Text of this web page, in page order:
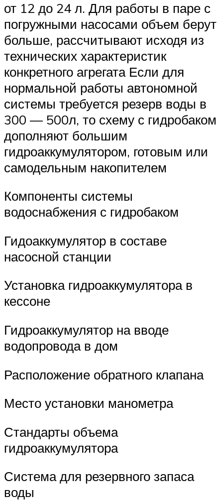
от 12 до 24 л. Для работы в паре с
погружными насосами объем берут
больше, рассчитывают исходя из
технических характеристик
конкретного агрегата Если для
нормальной работы автономной
системы требуется резерв воды в
300 — 500л, то схему с гидробаком
дополняют большим
гидроаккумулятором, готовым или
самодельным накопителем
Компоненты системы
водоснабжения с гидробаком
Гидоаккумулятор в составе
насосной станции
Установка гидроаккумулятора в
кессоне
Гидроаккумулятор на вводе
водопровода в дом
Расположение обратного клапана
Место установки манометра
Стандарты объема
гидроаккумулятора
Система для резервного запаса
воды